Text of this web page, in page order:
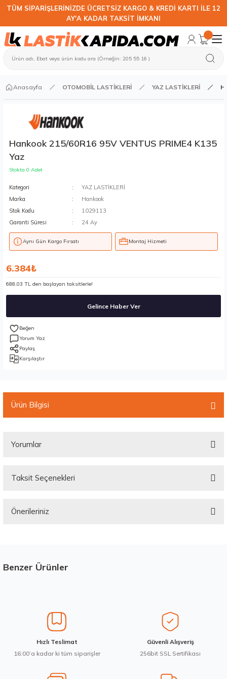
TÜM SİPARİŞLERİNİZDE ÜCRETSİZ KARGO & KREDİ KARTI İLE 12
AY'A KADAR TAKSİT İMKANI
Anasayfa OTOMOBİL LASTİKLERİ YAZ LASTİKLERİ
Hankook 215/60R16 95V VENTUS PRIME4 K135
Yaz
Stokta 0 Adet
Kategori
YAZ LASTİKLERİ
Marka
Hankook
Stok Kodu
1029113
Garanti Süresi
24 Ay
Aynı Gün Kargo Fırsatı Montaj Hizmeti
6.384₺
688,03 TL den başlayan taksitlerle!
Gelince Haber Ver
Yorum Yaz
Paylaş
Karşılaştır
Ürün Bilgisi
Yorumlar
Taksit Seçenekleri
Önerileriniz
Görüş ve önerileriniz için teşekkür ederiz.
Ürün bilgilerinde hatalar bulunuyor.
Ürün fiyatı diğer sitelerden daha pahalı.
Bu ürüne benzer farklı alternatifler olmalı.
Benzer Ürünler
Goodyear 205/55R16 91V Eagle Sport 2 Yaz 2026
Hızlı Teslimat
16:00’a kadar ki tüm siparişler
Güvenli Alışveriş
256bit SSL Sertifikası